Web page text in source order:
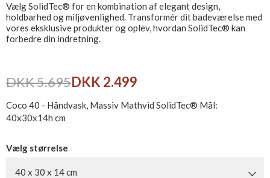
Vælg SolidTec® for en kombination af elegant design,
holdbarhed og miljøvenlighed. Transformér dit badeværelse med
vores eksklusive produkter og oplev, hvordan SolidTec® kan
forbedre din indretning.
DKK 5.695DKK 2.499
Coco 40 - Håndvask, Massiv Mathvid SolidTec® Mål:
40x30x14h cm
Vælg størrelse
40 x 30 x 14 cm